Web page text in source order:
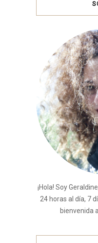
¡Hola! Soy
24 horas al día, 7
bienvenida